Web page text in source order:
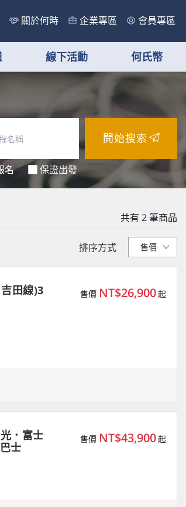
關於何時 企業專區 會員專區
線下活動 何氏幣
名 保證出發
開始搜索
共有 2筆商品
排序方式
田線)3
售價 NT$26,900起
．富士
士
售價 NT$43,900起